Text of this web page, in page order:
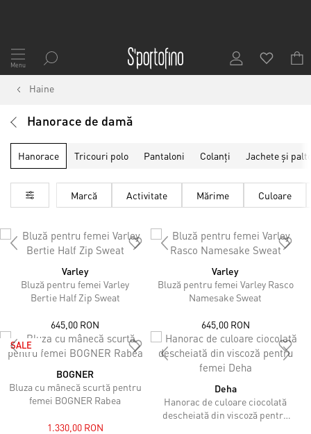
Mergeți
la
Conținut
Menu
Haine
Hanorace de damă
Tricouri polo Pantaloni Colanți Jachete și
Hanorace
Marcă Activitate Mărime Culoare
Varley
Bluză pentru femei Varley
Bertie Half Zip Sweat
645,00 RON
Varley
Bluză pentru femei Varley Rasco
Namesake Sweat
645,00 RON
SALE
BOGNER
Bluza cu mânecă scurtă pentru
femei BOGNER Rabea
1.330,00 RON
Deha
Hanorac de culoare ciocolată
descheiată din viscoză pentru